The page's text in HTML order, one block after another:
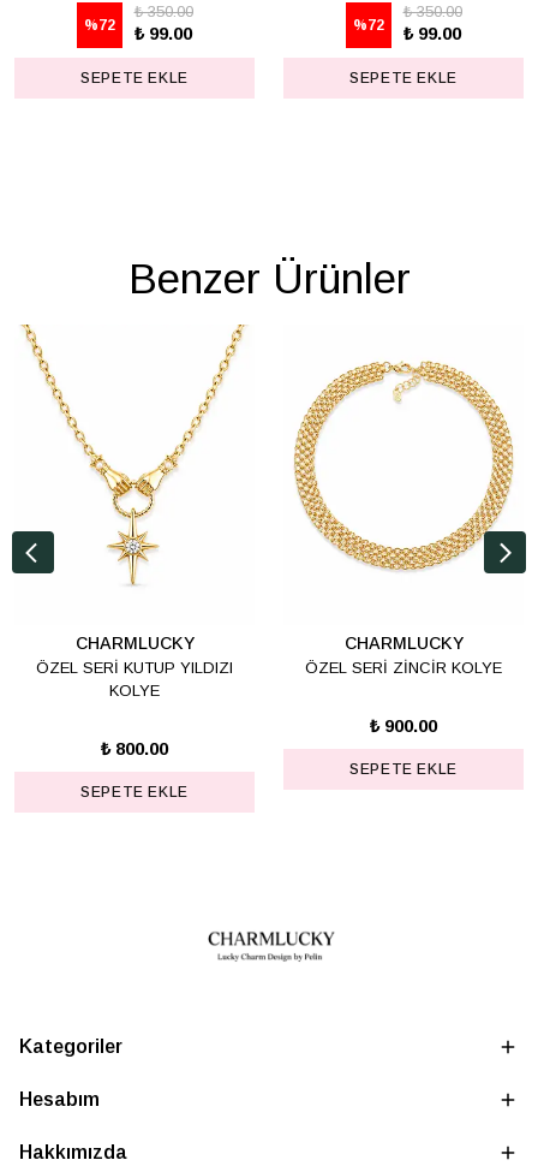
%72
₺ 350.00
₺ 99.00
SEPETE EKLE
%72
₺ 350.00
₺ 99.00
SEPETE EKLE
Benzer Ürünler
CHARMLUCKY
ÖZEL SERİ KUTUP YILDIZI
KOLYE
₺ 800.00
SEPETE EKLE
CHARMLUCKY
ÖZEL SERİ ZİNCİR KOLYE
₺ 900.00
SEPETE EKLE
Kategoriler
Hesabım
Hakkımızda